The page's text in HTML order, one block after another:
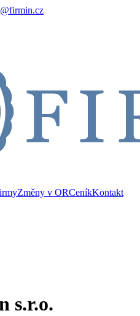
Změny v ORCeníkKontakt
s.r.o.